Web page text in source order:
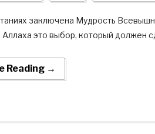
заключена Мудрость
Аллаха это выбор, который должен
Reading →